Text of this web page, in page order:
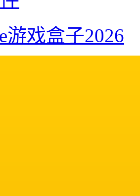
游戏盒子2026